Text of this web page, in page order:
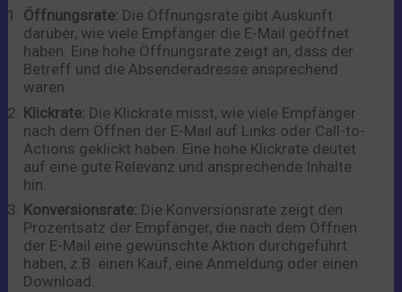
Öffnungsrate: Die Öffnungsrate gibt Auskunft
darüber, wie viele Empfänger die E-Mail geöffnet
haben. Eine hohe Öffnungsrate zeigt an, dass der
Betreff und die Absenderadresse ansprechend
waren.
Klickrate: Die Klickrate misst, wie viele Empfänger
nach dem Öffnen der E-Mail auf Links oder Call-to-
Actions geklickt haben. Eine hohe Klickrate deutet
auf eine gute Relevanz und ansprechende Inhalte
hin.
Konversionsrate: Die Konversionsrate zeigt den
Prozentsatz der Empfänger, die nach dem Öffnen
der E-Mail eine gewünschte Aktion durchgeführt
haben, z.B. einen Kauf, eine Anmeldung oder einen
Download.